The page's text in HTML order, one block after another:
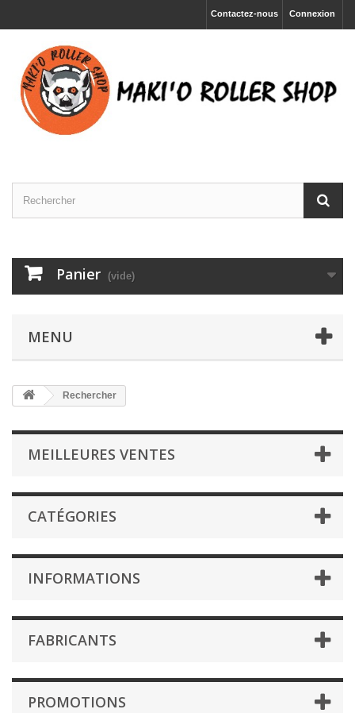
Connexion
Contactez-nous
Panier (vide)
MENU
Rechercher
MEILLEURES VENTES
CATÉGORIES
INFORMATIONS
FABRICANTS
PROMOTIONS